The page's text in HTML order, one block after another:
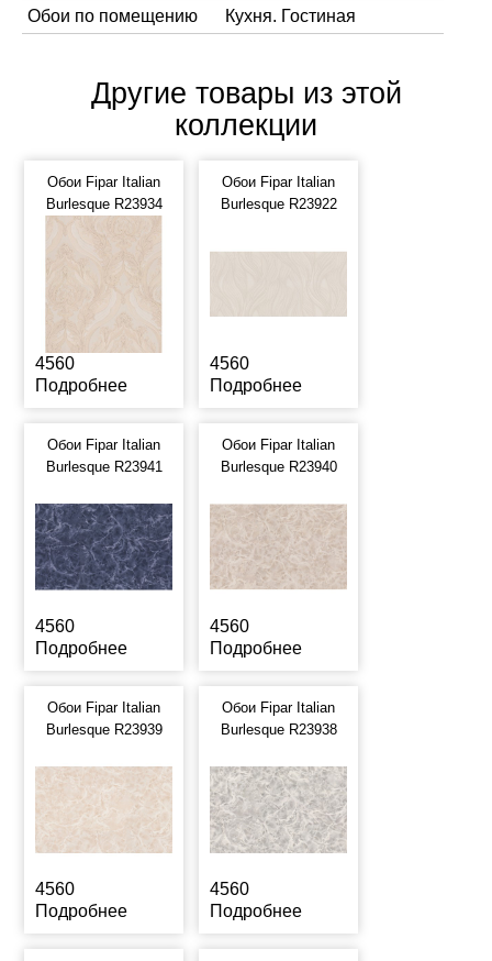
Обои по помещению
Кухня. Гостиная
Другие товары из этой
коллекции
Обои Fipar Italian
Burlesque R23934
4560
Подробнее
Обои Fipar Italian
Burlesque R23922
4560
Подробнее
Обои Fipar Italian
Burlesque R23941
4560
Подробнее
Обои Fipar Italian
Burlesque R23940
4560
Подробнее
Обои Fipar Italian
Burlesque R23939
4560
Подробнее
Обои Fipar Italian
Burlesque R23938
4560
Подробнее